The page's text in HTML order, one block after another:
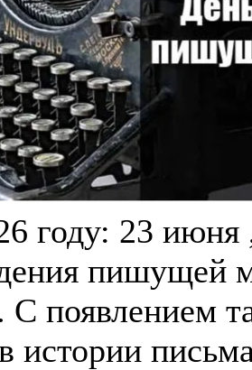
году: 23 июня
пишущей
С появлением
истории